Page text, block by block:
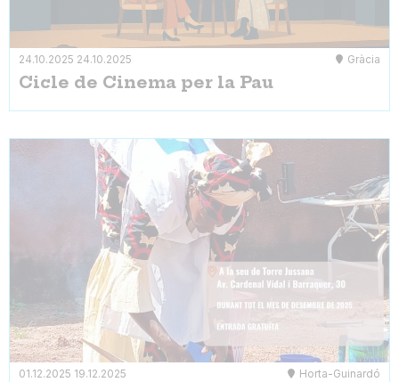
24.10.2025 24.10.2025 Gràcia
Cicle de Cinema per la Pau
01.12.2025 19.12.2025 Horta-Guinardó